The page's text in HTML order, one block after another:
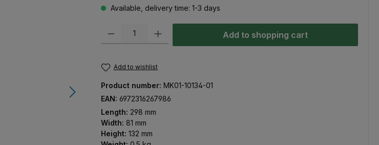
Available, delivery time: 1-3 days
Product Quantity: Enter the desired amount or use the buttons to increase or
Add to shopping cart
Add to wishlist
Product number: MK01-10134-01
EAN: 6972316267986
Length: 298 mm
Width: 81 mm
Height: 132 mm